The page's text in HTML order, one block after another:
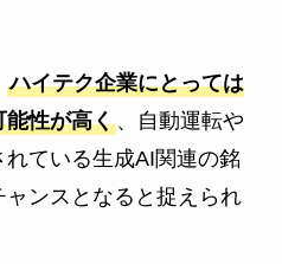
ハイテク企業にとっては
能性が高く、自動運転や
ている生成AI関連の銘
ンスとなると捉えられ